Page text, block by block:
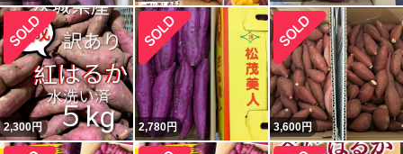
2,300円 2,780円 3,600円